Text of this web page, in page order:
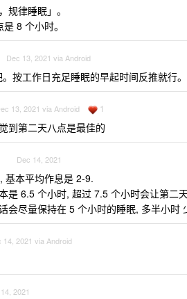
规律睡眠」。
8 个小时。
Dec 13, 2021 via Android
按工作日充足睡眠的早起时间反推就行。
13, 2021 via Android 1
到第二天八点是最佳的
Dec 14, 2021
基本平均作息是 2-9.
是 6.5 个小时, 超过 7.5 个小时会让第二
会尽量保持在 5 个小时的睡眠, 多半小时
14, 2021 via Android
2021